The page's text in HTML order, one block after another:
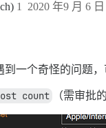
2020 年9 月 6
1
到一个奇怪的问题
count （需审批